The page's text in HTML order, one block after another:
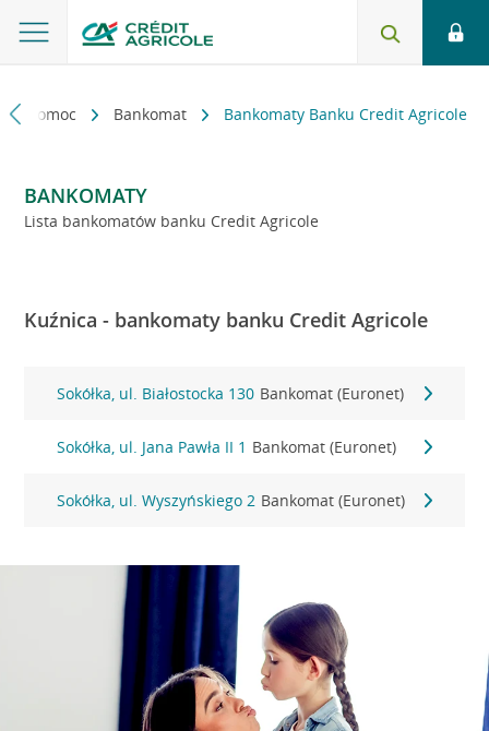
i pomoc Bankomat Bankomaty Banku Credit Agricole
BANKOMATY
Lista bankomatów banku Credit Agricole
Kuźnica - bankomaty banku Credit Agricole
Sokółka, ul. Białostocka 130 Bankomat (Euronet)
Sokółka, ul. Jana Pawła II 1 Bankomat (Euronet)
Sokółka, ul. Wyszyńskiego 2 Bankomat (Euronet)